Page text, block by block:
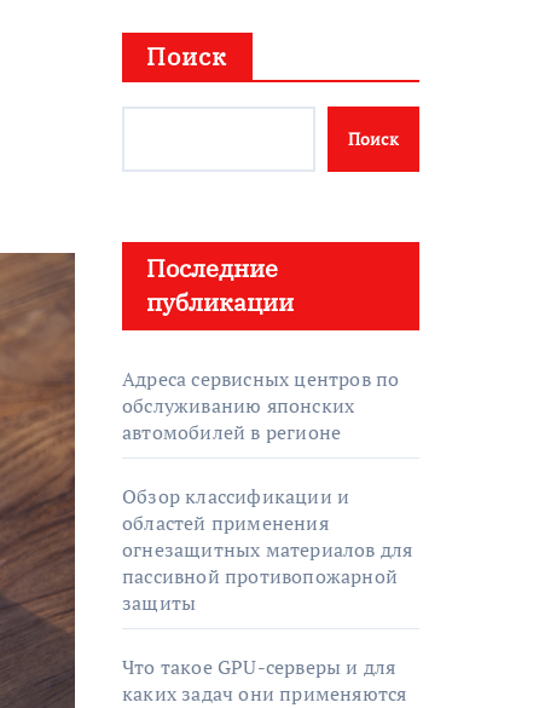
Поиск
Поиск
Последние
публикации
Адреса сервисных центров по
обслуживанию японских
автомобилей в регионе
Обзор классификации и
областей применения
огнезащитных материалов для
пассивной противопожарной
защиты
Что такое GPU-серверы и для
каких задач они применяются